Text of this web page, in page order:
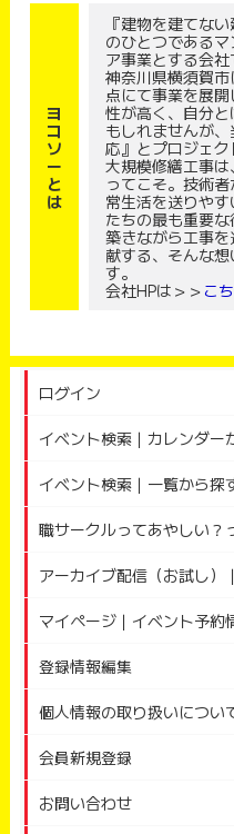
ヨ
コ
ソ
ー
と
は
『建物を建てな
のひとつである
ア事業とする会社
神奈川県横須賀
点にて事業を展
性が高く、自分
もしれませんが
応』とプロジェク
大規模修繕工事
ってこそ。技術
常生活を送りや
たちの最も重要
築きながら工事
献する、そんな
す。
会社HPは＞＞ こ
ログイン
イベント検索｜カレンダー
イベント検索｜一覧から探
職サークルってあやしい？
アーカイブ配信（お試し）
マイページ｜イベント予約
登録情報編集
個人情報の取り扱いについ
会員新規登録
お問い合わせ